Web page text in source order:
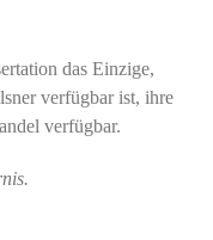
das Einzige,
verfügbar ist, ihre
verfügbar.